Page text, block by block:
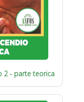
2 - parte teorica